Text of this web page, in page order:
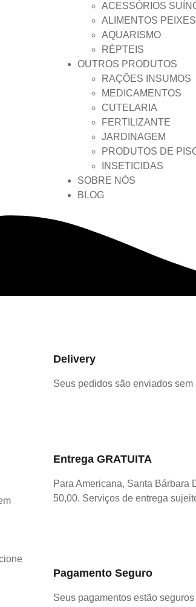
ACESSÓRIOS
ALIMENTOS PEIXES
AQUARISMO
RÉPTEIS
OUTROS PRODUTOS
RAÇÕES INSUMOS
MEDICAMENTOS
CUTELARIA
FERTILIZANTE
JARDINAGEM
PRODUTOS DE
INSETICIDAS
SOBRE NÓS
BLOG
Delivery
Seus pedidos são enviados
Entrega GRATUITA
Para Americana, Santa Bárbara
50,00. Serviços de entrega
Pagamento Seguro
Seus pagamentos estão